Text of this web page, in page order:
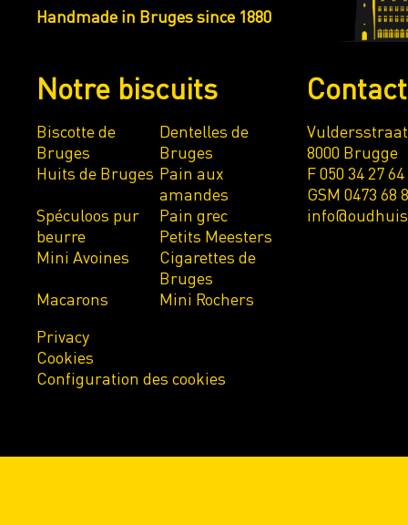
Handmade in Bruges since 1880
Notre biscuits
Biscotte de
Bruges
Dentelles de
Bruges
Huits de Bruges Pain aux
amandes
Spéculoos pur
beurre
Pain grec
Petits Meesters
Mini Avoines
Cigarettes de
Bruges
Macarons
Mini Rochers
8000 Brugge
F 050 34 27 64
GSM 0473 68
Privacy
Cookies
Configuration des cookies